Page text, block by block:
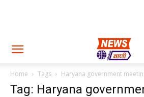
Home Tags Haryana government
Tag: Haryana